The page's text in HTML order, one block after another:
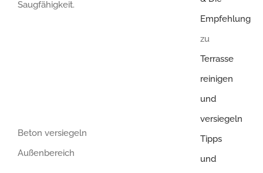
Saugfähigkeit.
Beton versiegeln
Außenbereich
Empfehlung
zu
Terrasse
reinigen
und
versiegeln
Tipps
und